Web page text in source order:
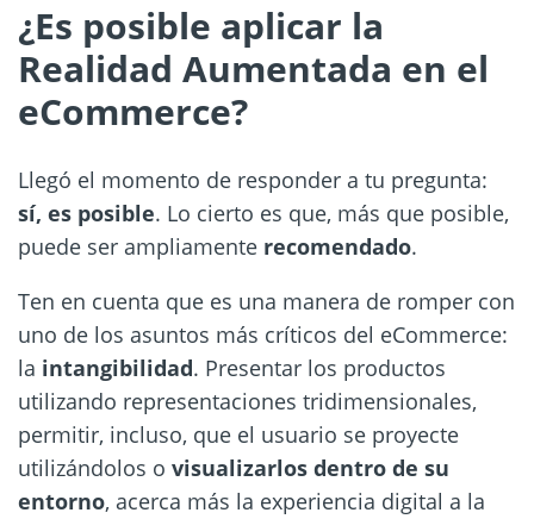
¿Es posible aplicar la
Realidad Aumentada en el
eCommerce?
Llegó el momento de responder a tu pregunta:
sí, es posible. Lo cierto es que, más que posible,
puede ser ampliamente recomendado.
Ten en cuenta que es una manera de romper con
uno de los asuntos más críticos del eCommerce:
la intangibilidad. Presentar los productos
utilizando representaciones tridimensionales,
permitir, incluso, que el usuario se proyecte
utilizándolos o visualizarlos dentro de su
entorno, acerca más la experiencia digital a la